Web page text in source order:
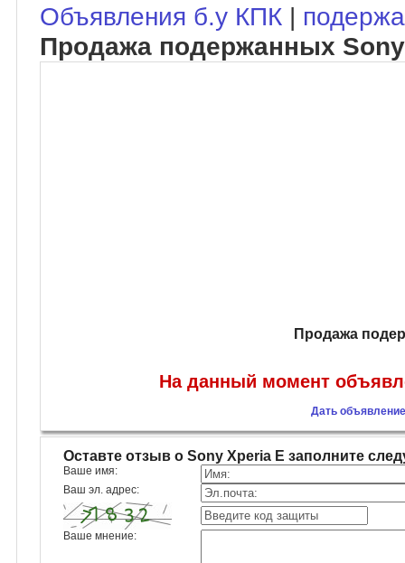
Объявления б.у КПК |
Продажа подержанных
Продажа
На данный момент
Дать
Оставте отзыв о Sony Xperia E заполните
Ваше имя:
Ваш эл. адрес:
Ваше мнение: